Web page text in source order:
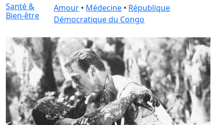
Santé &
Bien-être
Amour • Médecine • République
Démocratique du Congo